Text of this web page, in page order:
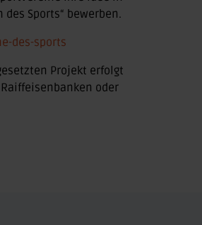
Sports“ bewerben.
des-sports
Projekt erfolgt
oder